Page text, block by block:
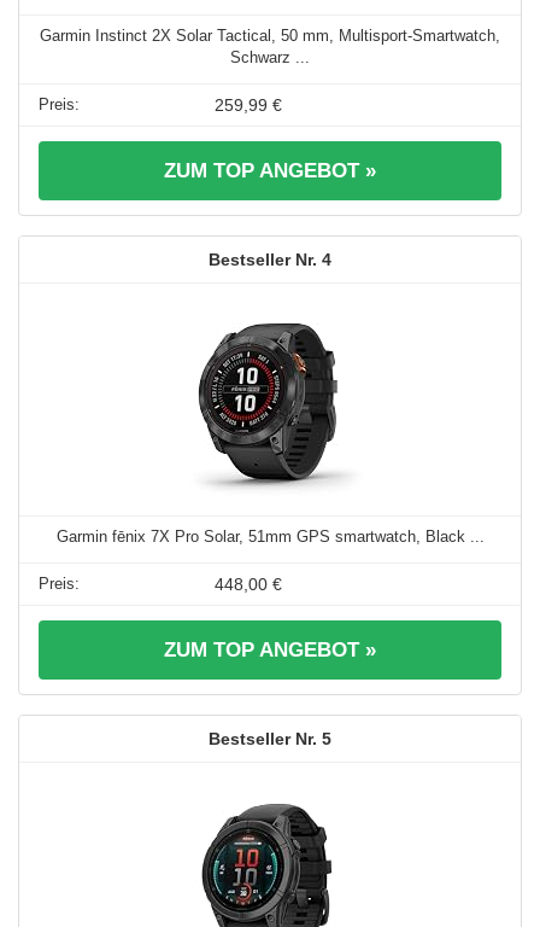
Garmin Instinct 2X Solar Tactical, 50 mm, Multisport-Smartwatch,
Schwarz ...
259,99 €
ZUM TOP ANGEBOT »
4
Garmin fēnix 7X Pro Solar, 51mm GPS smartwatch, Black ...
448,00 €
ZUM TOP ANGEBOT »
5